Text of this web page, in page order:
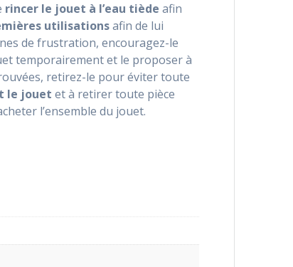
rincer le jouet à l’eau tiède afin
utilisationsafin de lui
de frustration, encouragez-le
temporairement et le proposer à
retirez-le pour éviter toute
le jouet et à retirer toute pièce
l’ensemble du jouet.